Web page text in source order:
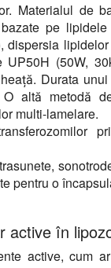
Materialul de
pe lipidele
dispersia
(50W,
Durata
altă metodă
multi-lamelare.
pentru o
active în
active, cum